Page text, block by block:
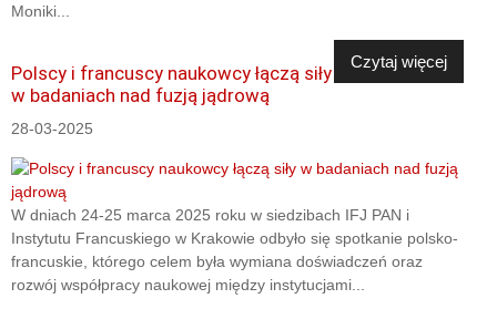
Moniki...
Czytaj więcej
Polscy i francuscy naukowcy łączą siły
w badaniach nad fuzją jądrową
28-03-2025
W dniach 24-25 marca 2025 roku w siedzibach IFJ PAN i
Instytutu Francuskiego w Krakowie odbyło się spotkanie polsko-
francuskie, którego celem była wymiana doświadczeń oraz
rozwój współpracy naukowej między instytucjami...